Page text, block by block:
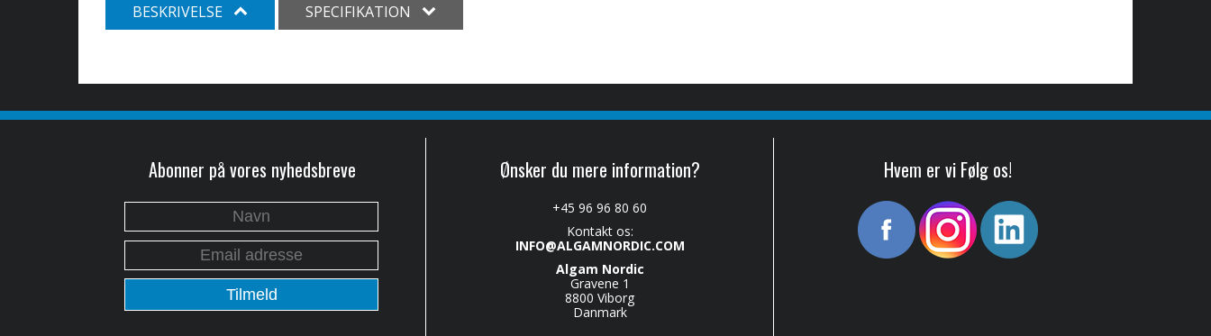
BESKRIVELSE SPECIFIKATION
Abonner på vores nyhedsbreve Ønsker du mere information?
+45 96 96 80 60
Kontakt os:
INFO@ALGAMNORDIC.COM
Algam Nordic
Gravene 1
8800 Viborg
Danmark
Hvem er vi Følg os!